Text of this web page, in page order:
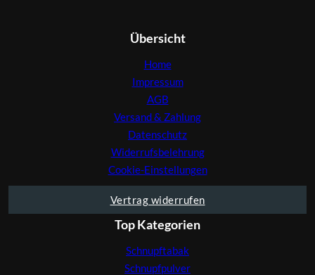
Übersicht
Home
Impressum
AGB
Versand & Zahlung
Datenschutz
Widerrufsbelehrung
Cookie-Einstellungen
Vertrag widerrufen
Top Kategorien
Schnupftabak
Schnupfpulver